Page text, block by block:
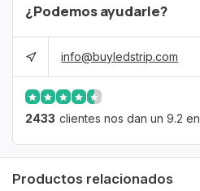
¿Podemos ayudarle?
info@buyledstrip.com
2433 clientes nos dan un 9.2 en
Productos relacionados